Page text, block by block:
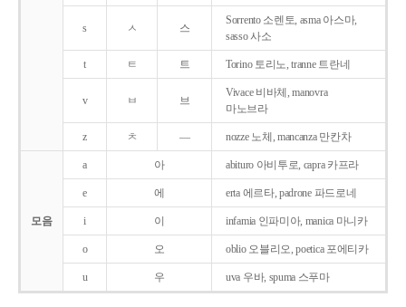
s ㅅ 스
Sorrento 소렌토, asma 아스마,
sasso 사소
t ㅌ 트 Torino 토리노, tranne 트란네
v ㅂ 브
Vivace 비바체, manovra
마노브라
z ㅊ ― nozze 노체, mancanza 만칸차
모음
a 아 abituro 아비투로, capra 카프라
e 에 erta 에르타, padrone 파드로네
i 이 infamia 인파미아, manica 마니카
o 오 oblio 오블리오, poetica 포에티카
u 우 uva 우바, spuma 스푸마